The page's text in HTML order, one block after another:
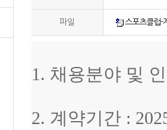
파일 스포츠클럽-
1. 채용분야 및
2. 계약기간 :